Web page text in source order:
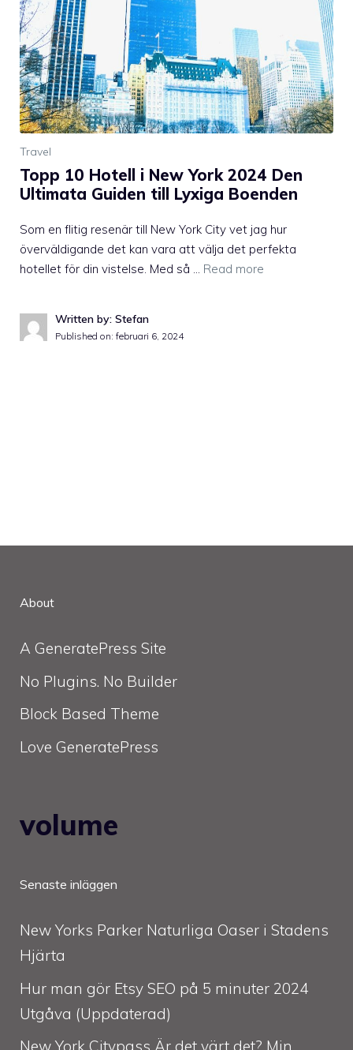
Travel
Topp 10 Hotell i New York 2024 Den
Ultimata Guiden till Lyxiga Boenden
Som en flitig resenär till New York City vet jag hur
överväldigande det kan vara att välja det perfekta
hotellet för din vistelse. Med så … Read more
Written by: Stefan
Published on: februari 6, 2024
About
A GeneratePress Site
No Plugins. No Builder
Block Based Theme
Love GeneratePress
volume
Senaste inläggen
New Yorks Parker Naturliga Oaser i Stadens
Hjärta
Hur man gör Etsy SEO på 5 minuter 2024
Utgåva (Uppdaterad)
New York Citypass Är det värt det? Min